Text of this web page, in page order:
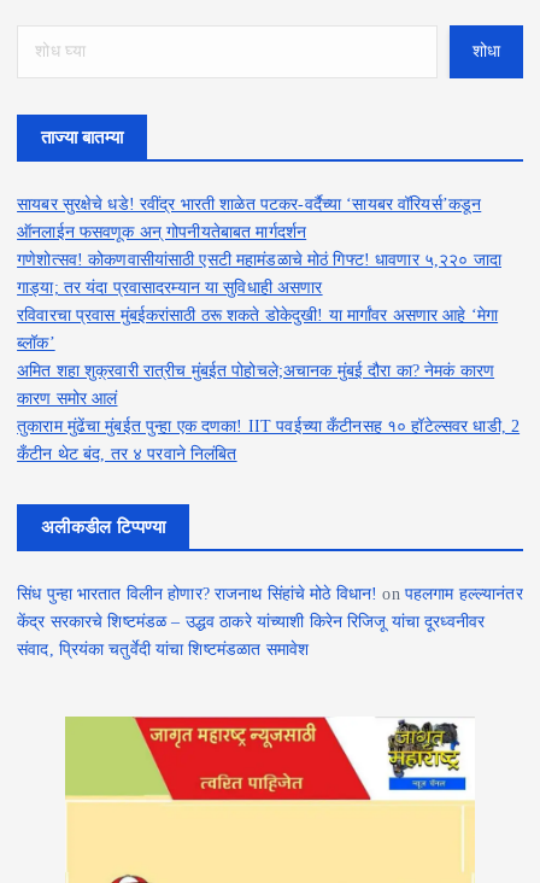
शोधा
ताज्या बातम्या
सायबर सुरक्षेचे धडे! रवींद्र भारती शाळेत पटकर-वर्दैच्या ‘सायबर वॉरियर्स’कडून
ऑनलाईन फसवणूक अन् गोपनीयतेबाबत मार्गदर्शन
गणेशोत्सव! कोकणवासीयांसाठी एसटी महामंडळाचे मोठं गिफ्ट! धावणार ५,२२० जादा
गाड्या; तर यंदा प्रवासादरम्यान या सुविधाही असणार
रविवारचा प्रवास मुंबईकरांसाठी ठरू शकते डोकेदुखी! या मार्गांवर असणार आहे ‘मेगा
ब्लॉक’
अमित शहा शुक्रवारी रात्रीच मुंबईत पोहोचले;अचानक मुंबई दौरा का? नेमकं कारण
कारण समोर आलं
तुकाराम मुंढेंचा मुंबईत पुन्हा एक दणका! IIT पवईच्या कँटीनसह १० हॉटेल्सवर धाडी, 2
कँटीन थेट बंद, तर ४ परवाने निलंबित
अलीकडील टिप्पण्या
सिंध पुन्हा भारतात विलीन होणार? राजनाथ सिंहांचे मोठे विधान! on पहलगाम हल्ल्यानंतर
केंद्र सरकारचे शिष्टमंडळ – उद्धव ठाकरे यांच्याशी किरेन रिजिजू यांचा दूरध्वनीवर
संवाद, प्रियंका चतुर्वेदी यांचा शिष्टमंडळात समावेश